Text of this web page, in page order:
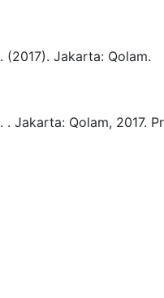
. (2017). Jakarta: Qolam.
. . Jakarta: Qolam, 2017.